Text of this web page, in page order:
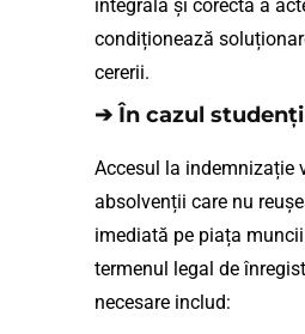
integrală și corectă a
condiționează
cererii.
➔ În cazul
Accesul la indemnizație
absolvenții care nu
imediată pe piața
termenul legal de
necesare includ: